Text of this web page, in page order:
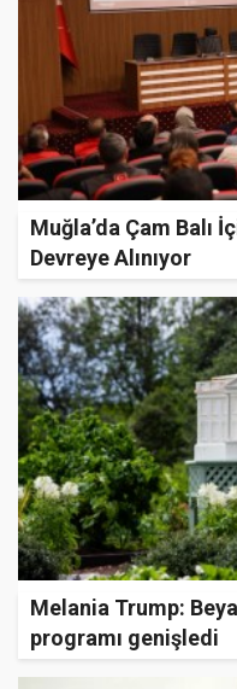
Muğla’da Çam Balı
Devreye Alınıyor
Melania Trump:
programı genişledi